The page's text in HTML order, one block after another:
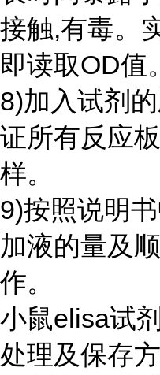
接触,有毒。
即读取OD值。
8)加入试剂
证所有反应
样。
9)按照说明
加液的量及
作。
小鼠elisa试
处理及保存